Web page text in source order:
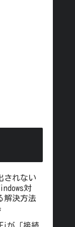
されない
対
解決方法